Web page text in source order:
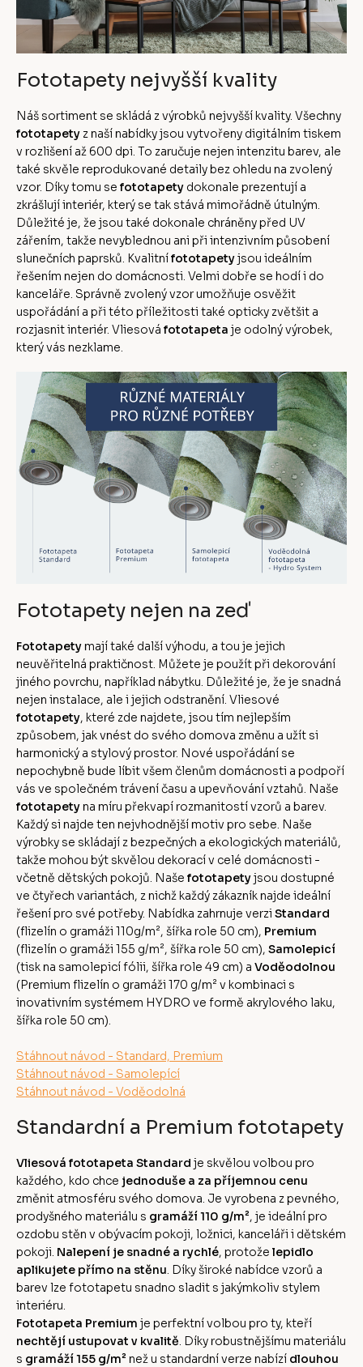
Fototapety nejvyšší kvality
Náš sortiment se skládá z výrobků nejvyšší kvality. Všechny
fototapety z naší nabídky jsou vytvořeny digitálním tiskem
v rozlišení až 600 dpi. To zaručuje nejen intenzitu barev, ale
také skvěle reprodukované detaily bez ohledu na zvolený
vzor. Díky tomu se fototapety dokonale prezentují a
zkrášlují interiér, který se tak stává mimořádně útulným.
Důležité je, že jsou také dokonale chráněny před UV
zářením, takže nevyblednou ani při intenzivním působení
slunečních paprsků. Kvalitnífototapetyjsou ideálním
řešením nejen do domácnosti. Velmi dobře se hodí i do
kanceláře. Správně zvolený vzor umožňuje osvěžit
uspořádání a při této příležitosti také opticky zvětšit a
rozjasnit interiér. Vliesová fototapeta je odolný výrobek,
který vás nezklame.
Fototapety nejen na zeď
Fototapetymají také další výhodu, a tou je jejich
neuvěřitelná praktičnost. Můžete je použít při dekorování
jiného povrchu, například nábytku. Důležité je, že je snadná
nejen instalace, ale i jejich odstranění. Vliesové
fototapety, které zde najdete, jsou tím nejlepším
způsobem, jak vnést do svého domova změnu a užít si
harmonický a stylový prostor. Nové uspořádání se
nepochybně bude líbit všem členům domácnosti a podpoří
vás ve společném trávení času a upevňování vztahů. Naše
fototapetyna míru překvapí rozmanitostí vzorů a barev.
Každý si najde ten nejvhodnější motiv pro sebe. Naše
výrobky se skládají z bezpečných a ekologických materiálů,
takže mohou být skvělou dekorací v celé domácnosti -
včetně dětských pokojů. Naše fototapetyjsou dostupné
ve čtyřech variantách, z nichž každý zákazník najde ideální
řešení pro své potřeby. Nabídka zahrnuje verzi Standard
(flizelín o gramáži 110g/m², šířka role 50 cm), Premium
(flizelín o gramáži 155 g/m², šířka role 50 cm), Samolepicí
(tisk na samolepicí fólii, šířka role 49 cm) a Voděodolnou
(Premium flizelín o gramáži 170 g/m² v kombinaci s
inovativním systémem HYDRO ve formě akrylového laku,
šířka role 50 cm).
Stáhnout návod - Standard, Premium
Stáhnout návod - Samolepící
Stáhnout návod - Voděodolná
Standardní a Premium fototapety
Vliesová fototapeta Standard je skvělou volbou pro
každého, kdo chce jednoduše a za příjemnou cenu
změnit atmosféru svého domova. Je vyrobena z pevného,
prodyšného materiálu s gramáží 110 g/m², je ideální pro
ozdobu stěn v obývacím pokoji, ložnici, kanceláři i dětském
pokoji. Nalepení je snadné a rychlé, protože lepidlo
aplikujete přímo na stěnu . Díky široké nabídce vzorů a
barev lze fototapetu snadno sladit s jakýmkoliv stylem
interiéru.
Fototapeta Premium je perfektní volbou pro ty, kteří
nechtějí ustupovat v kvalitě . Díky robustnějšímu materiálu
s gramáží 155 g/m² než u standardní verze nabízí dlouhou